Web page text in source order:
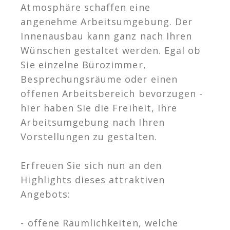
Atmosphäre schaffen eine
angenehme Arbeitsumgebung. Der
Innenausbau kann ganz nach Ihren
Wünschen gestaltet werden. Egal ob
Sie einzelne Bürozimmer,
Besprechungsräume oder einen
offenen Arbeitsbereich bevorzugen -
hier haben Sie die Freiheit, Ihre
Arbeitsumgebung nach Ihren
Vorstellungen zu gestalten.
Erfreuen Sie sich nun an den
Highlights dieses attraktiven
Angebots:
- offene Räumlichkeiten, welche